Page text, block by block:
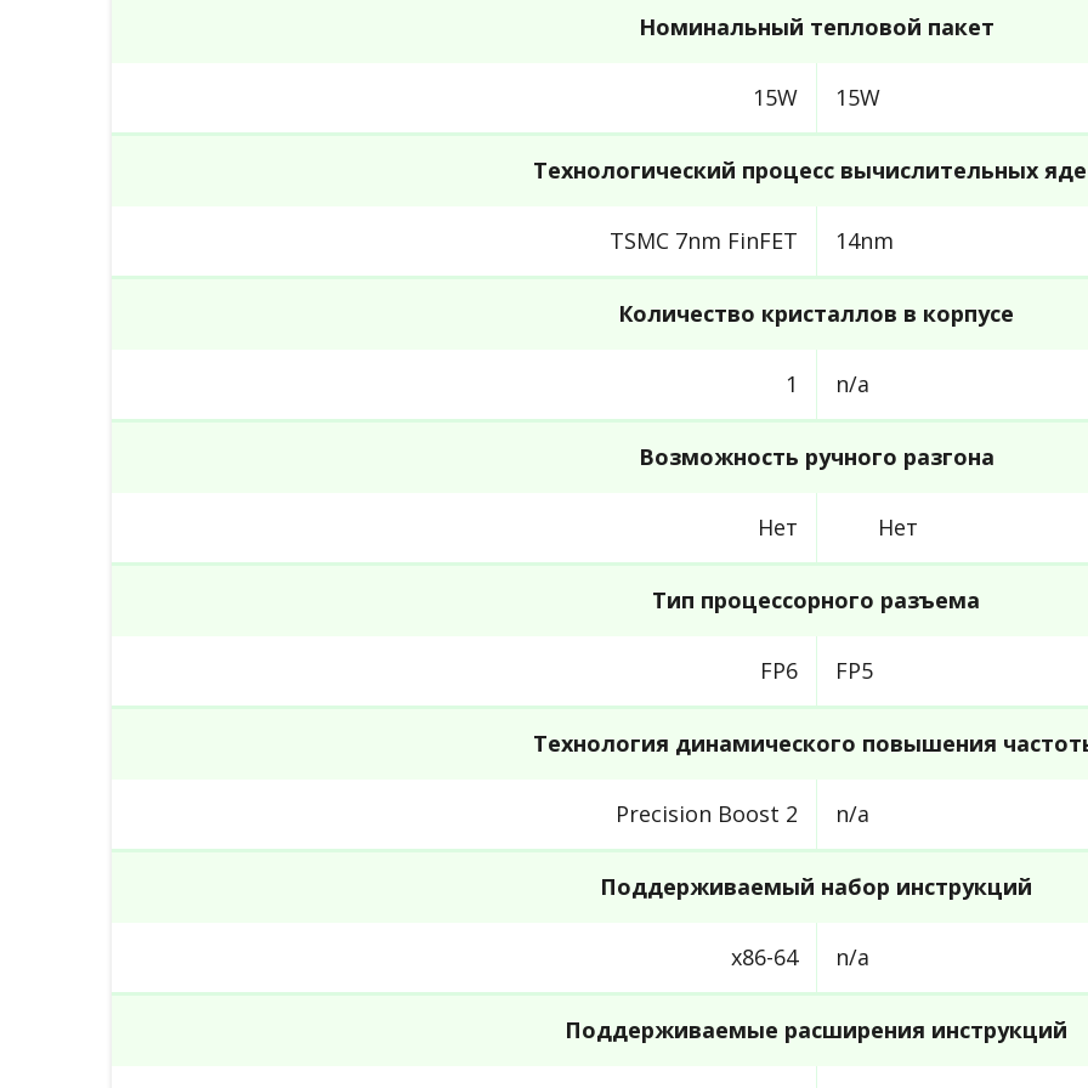
Номинальный тепловой пакет
15W 15W
Технологический процесс вычислительных
TSMC 7nm FinFET 14nm
Количество кристаллов в корпусе
1 n/a
Возможность ручного разгона
Нет Нет
Тип процессорного разъема
FP6 FP5
Технология динамического повышения
Precision Boost 2 n/a
Поддерживаемый набор инструкций
x86-64 n/a
Поддерживаемые расширения инструкций